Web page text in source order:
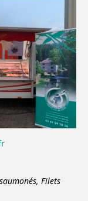
Filets